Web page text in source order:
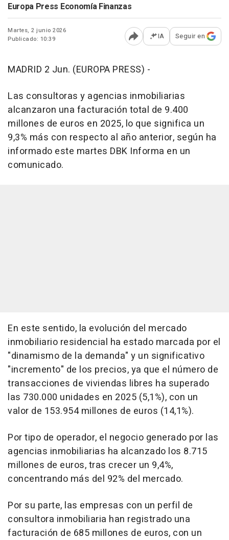
Europa Press Economía Finanzas
Martes, 2 junio 2026
Publicado: 10:39
Abrir opciones para
IA Seguir en
MADRID 2 Jun. (EUROPA PRESS) -
Las consultoras y agencias inmobiliarias
alcanzaron una facturación total de 9.400
millones de euros en 2025, lo que significa un
9,3% más con respecto al año anterior, según ha
informado este martes DBK Informa en un
comunicado.
En este sentido, la evolución del mercado
inmobiliario residencial ha estado marcada por el
"dinamismo de la demanda" y un significativo
"incremento" de los precios, ya que el número de
transacciones de viviendas libres ha superado
las 730.000 unidades en 2025 (5,1%), con un
valor de 153.954 millones de euros (14,1%).
Por tipo de operador, el negocio generado por las
agencias inmobiliarias ha alcanzado los 8.715
millones de euros, tras crecer un 9,4%,
concentrando más del 92% del mercado.
Por su parte, las empresas con un perfil de
consultora inmobiliaria han registrado una
facturación de 685 millones de euros, con un